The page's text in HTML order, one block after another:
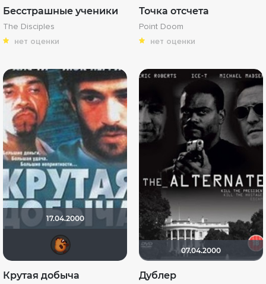
Бесстрашные ученики
The Disciples
нет оценки
Точка отсчета
Point Doom
нет оценки
17.04.2000
ANDRAON
Крутая добыча
07.04.2000
Дублер